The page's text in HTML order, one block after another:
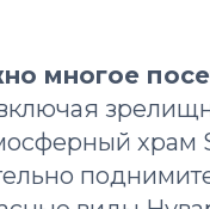
многое
храм